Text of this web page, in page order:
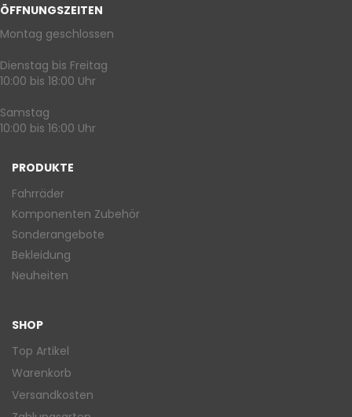
ÖFFNUNGSZEITEN
Montag geschlossen
Dienstag bis Freitag
10:00 bis 18:00 Uhr
Samstag
10:00 bis 16:00 Uhr
PRODUKTE
Fahrräder
Komponenten Zubehör
Sonderangebote
Bekleidung
Neuheiten
SHOP
Top Artikel
Warenkorb
Versandkosten